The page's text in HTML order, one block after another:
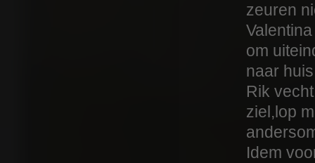
zeuren
om
naar
Rik
ziel,lop
Idem